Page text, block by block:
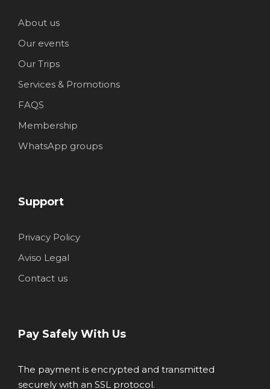
About us
Our events
Our Trips
Services & Promotions
FAQS
Membership
WhatsApp groups
Support
Privacy Policy
Aviso Legal
Contact us
Pay Safely With Us
The payment is encrypted and transmitted
securely with an SSL protocol.